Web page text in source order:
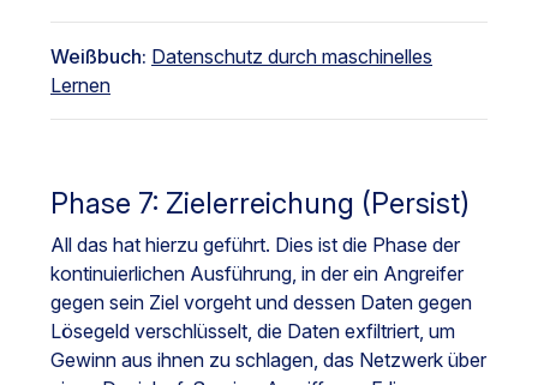
Weißbuch: Datenschutz durch maschinelles
Lernen
Phase 7: Zielerreichung (Persist)
All das hat hierzu geführt. Dies ist die Phase der
kontinuierlichen Ausführung, in der ein Angreifer
gegen sein Ziel vorgeht und dessen Daten gegen
Lösegeld verschlüsselt, die Daten exfiltriert, um
Gewinn aus ihnen zu schlagen, das Netzwerk über